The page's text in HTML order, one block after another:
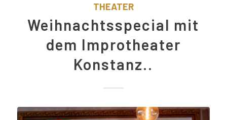
THEATER
Weihnachtsspecial mit
dem Improtheater
Konstanz..